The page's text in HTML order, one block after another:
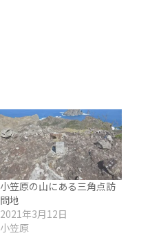
小笠原の山にある三角点訪
問地
2021年3月12日
小笠原